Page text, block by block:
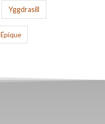
Yggdrasill
Épique